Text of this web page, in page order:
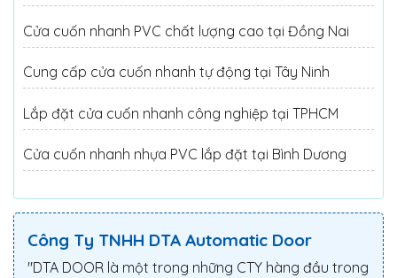
Cửa cuốn nhanh PVC chất lượng cao tại Đồng Nai
Cung cấp cửa cuốn nhanh tự động tại Tây Ninh
Lắp đặt cửa cuốn nhanh công nghiệp tại TPHCM
Cửa cuốn nhanh nhựa PVC lắp đặt tại Bình Dương
Công Ty TNHH DTA Automatic Door
"DTA DOOR là một trong những CTY hàng đầu trong